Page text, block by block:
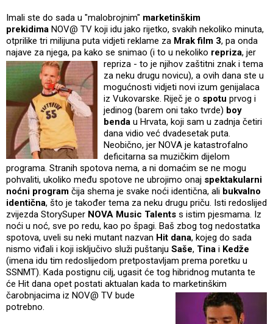
Imali ste do sada u "malobrojnim" marketinškim
prekidima NOV@ TV koji idu jako rijetko, svakih nekoliko minuta,
otprilike tri milijuna puta vidjeti reklame za Mrak film 3, pa onda
najave za njega, pa kako se snimao (i to u nekoliko repriza, jer
repriza - to je njihov zaštitni znak i tema
za neku drugu novicu), a ovih dana ste u
mogućnosti vidjeti novi izum genijalaca
iz Vukovarske. Riječ je o spotu prvog i
jedinog (barem oni tako tvrde) boy
benda u Hrvata, koji sam u zadnja četiri
dana vidio već dvadesetak puta.
Neobično, jer NOVA je katastrofalno
deficitarna sa muzičkim dijelom
programa. Stranih spotova nema, a ni domaćim se ne mogu
pohvaliti, ukoliko među spotove ne ubrojimo onaj spektakularni
noćni program čija shema je svake noći identična, ali bukvalno
identična, što je također tema za neku drugu priču. Isti redoslijed
zvijezda StorySuper NOVA Music Talents s istim pjesmama. Iz
noći u noć, sve po redu, kao po špagi. Baš zbog tog nedostatka
spotova, uveli su neki mutant nazvan Hit dana, kojeg do sada
nismo viđali i koji isključivo služi puštanju Saše, Tina i Kedže
(imena idu tim redoslijedom pretpostavljam prema poretku u
SSNMT). Kada postignu cilj, ugasit će tog hibridnog mutanta te
će Hit dana opet postati aktualan kada to marketinškim
čarobnjacima iz NOV@ TV bude
potrebno.